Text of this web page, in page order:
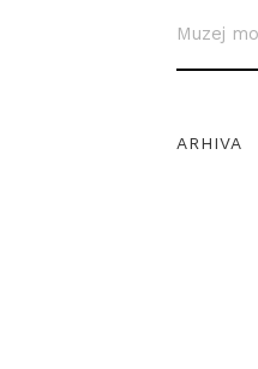
Muzej
ARHIVA